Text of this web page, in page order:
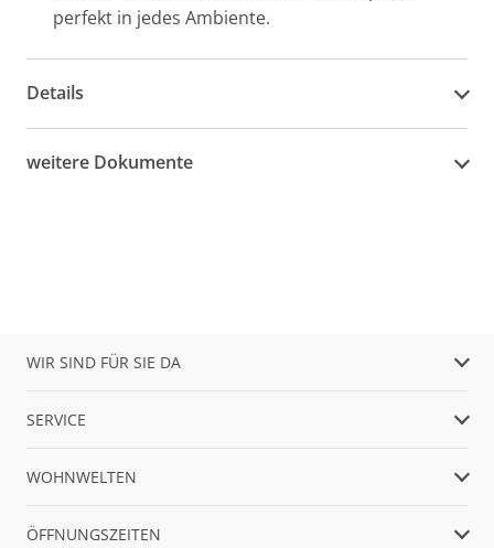
perfekt in jedes Ambiente.
Details
weitere Dokumente
WIR SIND FÜR SIE DA
SERVICE
WOHNWELTEN
ÖFFNUNGSZEITEN